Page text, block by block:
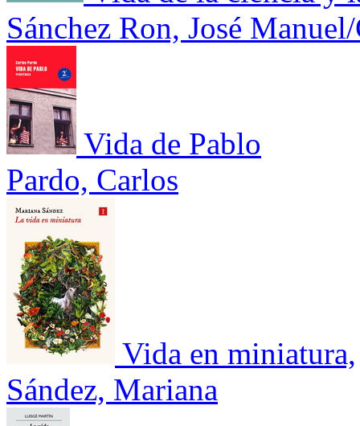
Sánchez Ron, José
Vida de Pablo
Pardo, Carlos
Vida en miniatura,
Sández, Mariana